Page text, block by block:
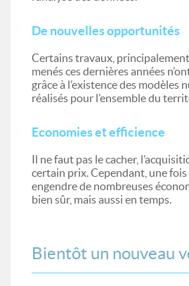
De nouvelles opportunités
Certains travaux, principalement
menés ces dernières années
grâce à l’existence des modèles
réalisés pour l’ensemble du
Economies et efficience
Il ne faut pas le cacher,
certain prix. Cependant, une fois
engendre de nombreuses
bien sûr, mais aussi en temps.
Bientôt un nouveau